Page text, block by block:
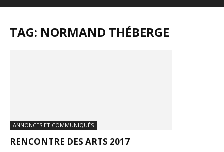
TAG: NORMAND THÉBERGE
ANNONCES ET COMMUNIQUÉS
RENCONTRE DES ARTS 2017